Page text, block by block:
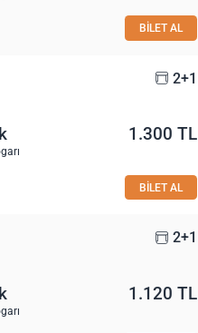
BİLET AL
2+1
1.300 TL
BİLET AL
2+1
1.120 TL